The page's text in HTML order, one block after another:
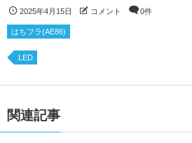
2025年4月15日 コメント 0件
はちフラ(AE86)
LED
関連記事